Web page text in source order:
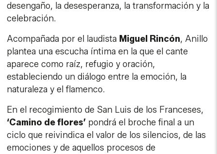
desengaño, la desesperanza, la transformación y la
celebración.
Acompañada por el laudista Miguel Rincón, Anillo
plantea una escucha íntima en la que el cante
aparece como raíz, refugio y oración,
estableciendo un diálogo entre la emoción, la
naturaleza y el flamenco.
En el recogimiento de San Luis de los Franceses,
‘Camino de flores’ pondrá el broche final a un
ciclo que reivindica el valor de los silencios, de las
emociones y de aquellos procesos de